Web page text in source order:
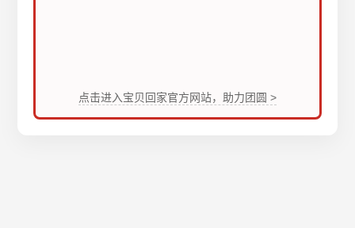
点击进入宝贝回家官方网站，助力团圆 >